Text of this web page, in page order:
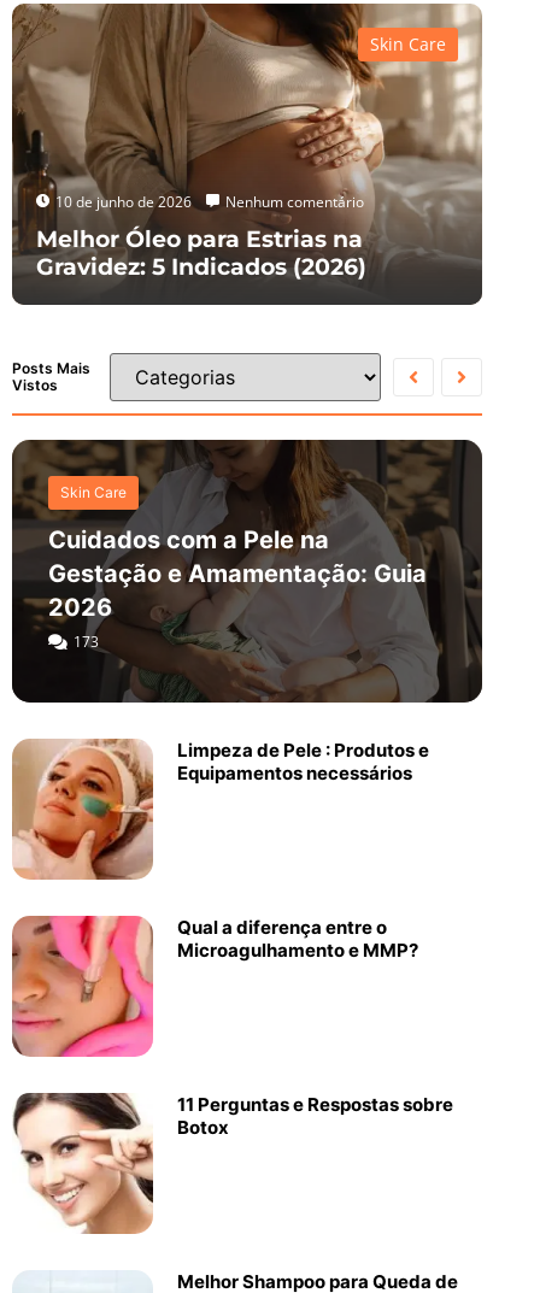
10 de junho de 2026 Nenhum comentário
Melhor Óleo para Estrias na
Gravidez: 5 Indicados (2026)
Skin Care
Posts Mais
Vistos
Skin Care
Cuidados com a Pele na
Gestação e Amamentação: Guia
2026
173
Limpeza de Pele : Produtos e
Equipamentos necessários
Qual a diferença entre o
Microagulhamento e MMP?
11 Perguntas e Respostas sobre
Botox
Melhor Shampoo para Queda de